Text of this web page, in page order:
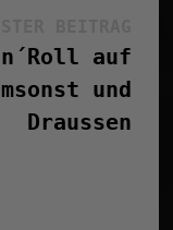
auf
und
Draussen